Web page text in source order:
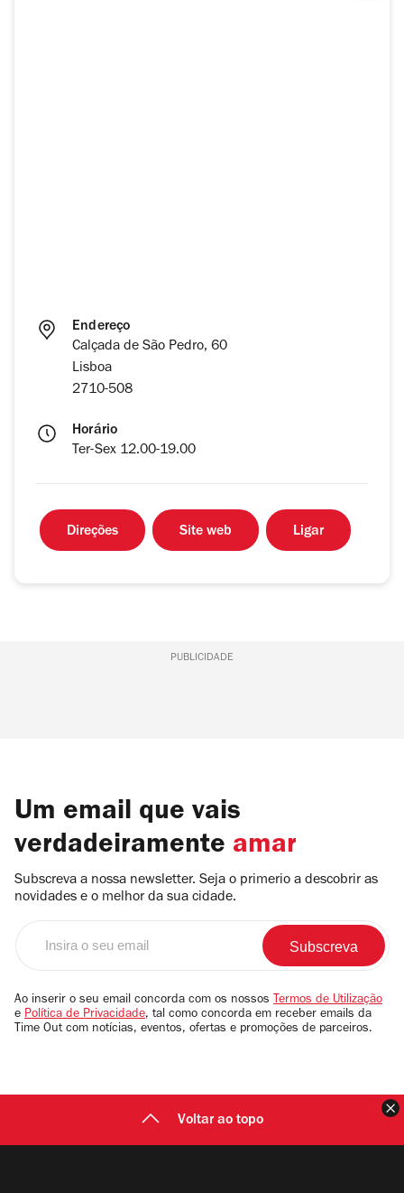
Endereço
Calçada de São Pedro, 60
Lisboa
2710-508
Horário
Ter-Sex 12.00-19.00
Direções Site web Ligar
PUBLICIDADE
Um email que vais
verdadeiramente amar
Subscreva a nossa newsletter. Seja o primerio a descobrir as
novidades e o melhor da sua cidade.
email
Ao inserir o seu email concorda com os nossos Termos de Utilização
e Política de Privacidade, tal como concorda em receber emails da
Time Out com notícias, eventos, ofertas e promoções de parceiros.
Voltar ao topo